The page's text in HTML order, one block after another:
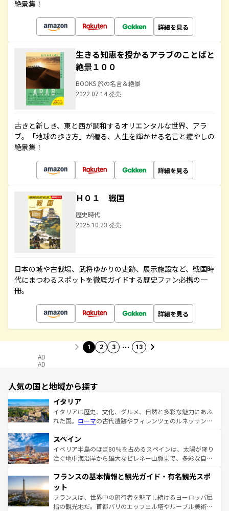
絶景集！
詳細を見る
生きる知恵を授かるアラブのことばと
絶景１００
BOOKS 旅の名言＆絶景
2022.07.14 発売
古きと新しき、東と西が調和するオリエンタルな世界、アラ
ブ。「地球の歩き方」が贈る、人生を輝かせる名言と癒やしの
絶景集！
詳細を見る
Ｈ０１ 戦国
歴史時代
2025.10.23 発売
日本の城や古戦場、武将ゆかりの史跡、展示施設など、戦国時
代にまつわるスポットを徹底ガイドする歴史ファン必携の一
冊。
詳細を見る
1 2 3 … 13
AD
AD
人気の国と地域から探す
イタリア
イタリアは歴史、文化、グルメ、自然と多彩な魅力にあふ
れた国。 ローマの古代遺跡やフィレンツェのルネッサンス
ろん、トスカーナの美しい田園風景やアマルフィ海岸の絶
景など、自然景観も見逃せない。観光の合間には、本場の
ピザやパスタなど、絶品のイタリア料理を堪能することも
ませてくれるイタリアで、忘れられない旅をしてみよう！
なお、新着のイタリア情報は
しい。
スペイン
イベリア半島のほぼ80％を占めるスペインは、太陽が降り
注ぐ地中海沿岸から雄大なピレネー山脈まで、多彩な自然
文化が根付くこの国では、情熱的なフラメンコ、熱気あふ
れる闘牛、そして美味しいタパスが生活の一部となってい
る。首都マドリードの洗練された雰囲気や、バルセロナの
アートに溢れた街角から、地方では古代ローマ遺跡や中世
フランスの基本情報と観光ガイド・有名観光スポ
ット
フランスは、世界中の旅行者を魅了し続けるヨーロッパ屈
指の観光地だ。首都パリのエッフェル塔やルーブル美術館